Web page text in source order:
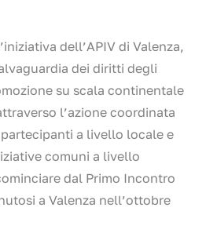
dell’APIV di Valenza,
dei diritti degli
su scala continentale
l’azione coordinata
a livello locale e
comuni a livello
dal Primo Incontro
a Valenza nell’ottobre